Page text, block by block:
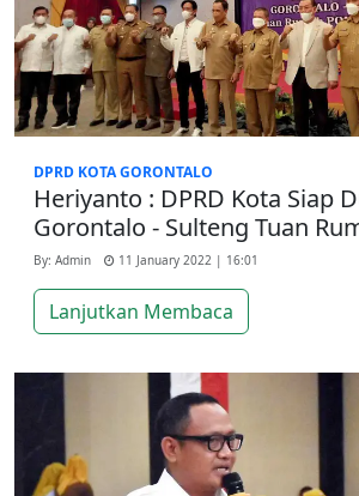
DPRD KOTA GORONTALO
Heriyanto : DPRD Kota Siap
Gorontalo - Sulteng Tuan
By: Admin 11 January 2022 | 16:01
Lanjutkan Membaca